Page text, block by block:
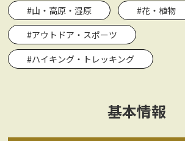
#山・高原・湿原
#花・植物
#アウトドア・スポーツ
#ハイキング・トレッキング
基本情報